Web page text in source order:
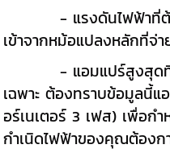
- แรงดันไฟฟ้าที่ต้อง
เข้าจากหม้อแปลงหลักที่จ่า
- แอมแปร์สูงสุดที่ต้อ
เฉพาะ ต้องทราบข้อมูลนี้
อร์เนเตอร์ 3 เฟส) เพื่อก
กำเนิดไฟฟ้าของคุณต้องก